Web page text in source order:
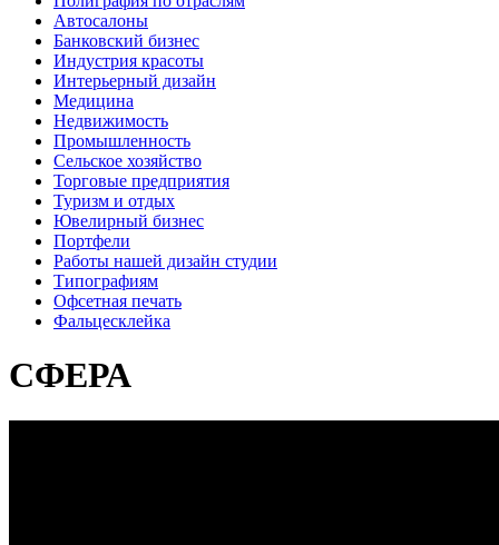
Автосалоны
Банковский бизнес
Индустрия красоты
Интерьерный дизайн
Медицина
Недвижимость
Промышленность
Сельское хозяйство
Торговые предприятия
Туризм и отдых
Ювелирный бизнес
Портфели
Работы нашей дизайн студии
Типографиям
Офсетная печать
Фальцесклейка
СФЕРА